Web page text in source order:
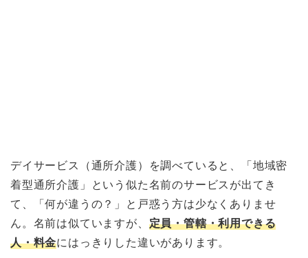
デイサービス（通所介護）を調べていると、「地域密
着型通所介護」という似た名前のサービスが出てき
て、「何が違うの？」と戸惑う方は少なくありませ
ん。名前は似ていますが、 定員・管轄・利用できる
人・料金にはっきりした違いがあります。